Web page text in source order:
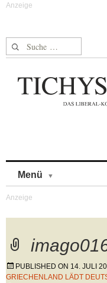
Suche nach:
Menü
PUBLISHED ON 14. JULI
GRIECHENLAND LÄDT